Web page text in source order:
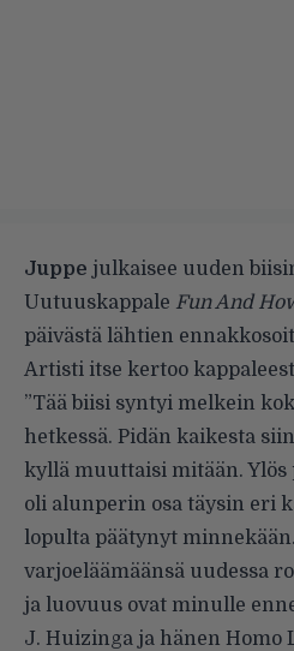
Juppe julkaisee uuden
Uutuuskappale Fun And
päivästä lähtien
Artisti itse kertoo
”Tää biisi syntyi melkein
hetkessä. Pidän kaikesta
kyllä muuttaisi mitään.
oli alunperin osa täysin eri
lopulta päätynyt
varjoeläämäänsä uudessa
ja luovuus ovat minulle
J. Huizinga ja hänen Homo